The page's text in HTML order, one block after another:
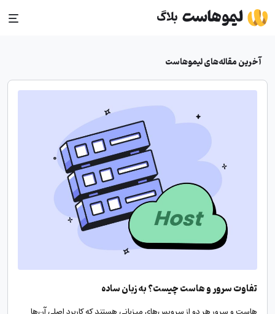
Skip
to
آخرین مقاله‌های لیموهاست
تفاوت سرور و هاست چیست؟ به زبان ساده